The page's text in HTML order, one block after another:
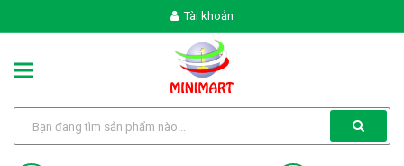
Tài khoản